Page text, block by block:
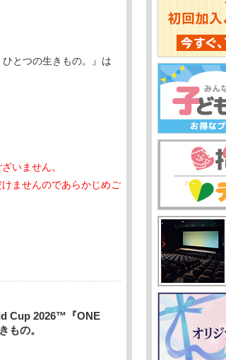
とつの生きもの。』は
いません。
ませんのであらかじめご
Cup 2026™『ONE
もの。